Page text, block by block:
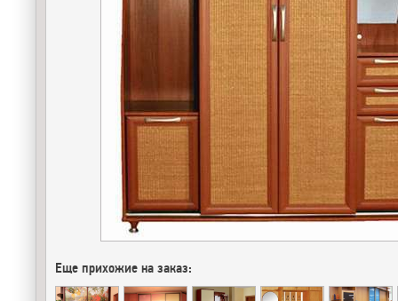
Еще прихожие на заказ: